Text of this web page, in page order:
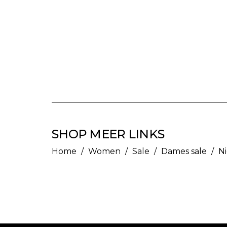
SHOP MEER LINKS
Home / Women / Sale / Dames sale /